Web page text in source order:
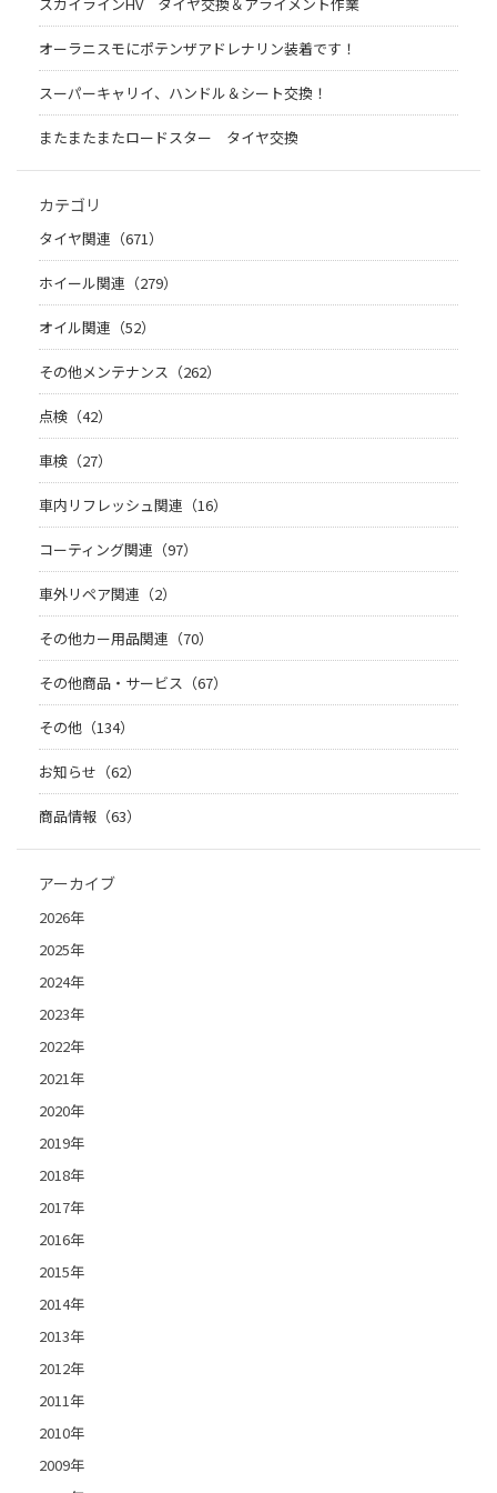
オーラニスモにポテンザアドレナリン装着です！
スーパーキャリイ、ハンドル＆シート交換！
またまたまたロードスター タイヤ交換
カテゴリ
タイヤ関連（671）
ホイール関連（279）
オイル関連（52）
その他メンテナンス（262）
点検（42）
車検（27）
車内リフレッシュ関連（16）
コーティング関連（97）
車外リペア関連（2）
その他カー用品関連（70）
その他商品・サービス（67）
その他（134）
お知らせ（62）
商品情報（63）
アーカイブ
2026年
2025年
2024年
2023年
2022年
2021年
2020年
2019年
2018年
2017年
2016年
2015年
2014年
2013年
2012年
2011年
2010年
2009年